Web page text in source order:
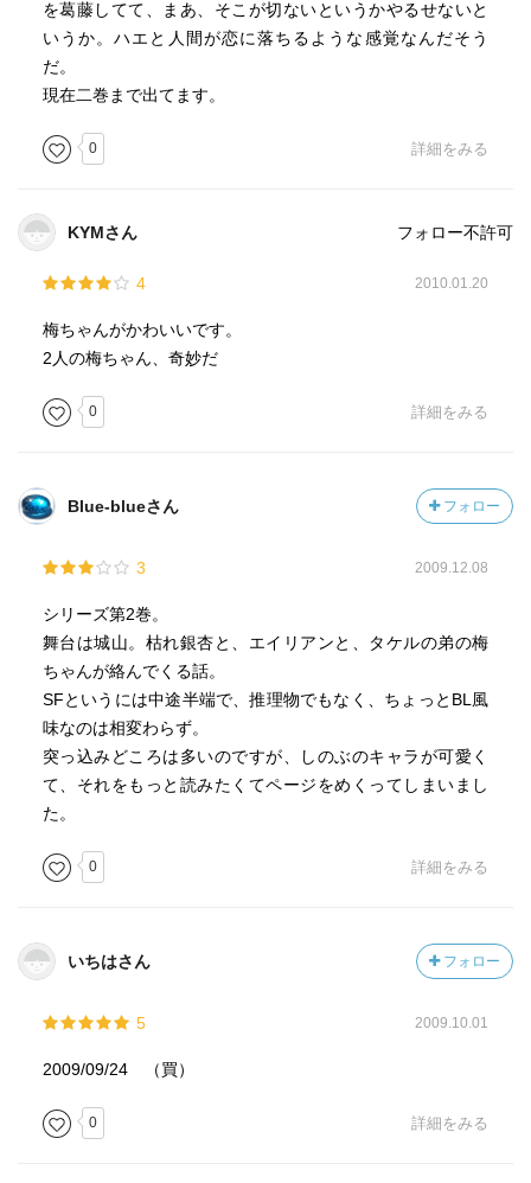
を葛藤してて、まあ、そこが切ないというかやるせないと
いうか。ハエと人間が恋に落ちるような感覚なんだそう
だ。
現在二巻まで出てます。
0 詳細をみる
KYMさん フォロー不許可
4 2010.01.20
梅ちゃんがかわいいです。
2人の梅ちゃん、奇妙だ
0 詳細をみる
Blue-blueさん フォロー
3 2009.12.08
シリーズ第2巻。
舞台は城山。枯れ銀杏と、エイリアンと、タケルの弟の梅
ちゃんが絡んでくる話。
SFというには中途半端で、推理物でもなく、ちょっとBL風
味なのは相変わらず。
突っ込みどころは多いのですが、しのぶのキャラが可愛く
て、それをもっと読みたくてページをめくってしまいまし
た。
0 詳細をみる
いちはさん フォロー
5 2009.10.01
2009/09/24 （買）
0 詳細をみる